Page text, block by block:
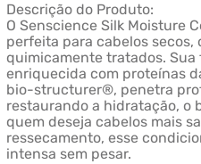
Descrição do Produto:
O Senscience Silk Moisture
perfeita para cabelos secos,
quimicamente tratados. Sua
enriquecida com proteínas
bio-structurer®, penetra
restaurando a hidratação, o
quem deseja cabelos mais
ressecamento, esse
intensa sem pesar.